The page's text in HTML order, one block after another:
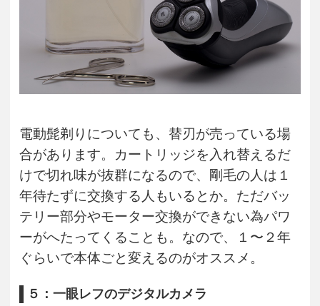
電動髭剃りについても、替刃が売っている場
合があります。カートリッジを入れ替えるだ
けで切れ味が抜群になるので、剛毛の人は１
年待たずに交換する人もいるとか。ただバッ
テリー部分やモーター交換ができない為パワ
ーがへたってくることも。なので、１〜２年
ぐらいで本体ごと変えるのがオススメ。
５：一眼レフのデジタルカメラ